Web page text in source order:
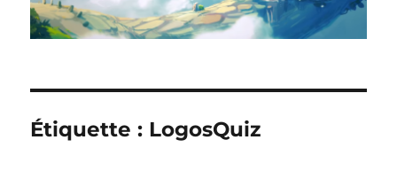
Étiquette : LogosQuiz